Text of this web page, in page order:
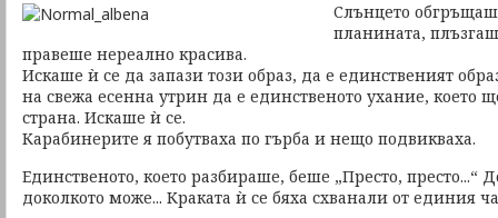
Слънцето
планината,
правеше нереално красива.
Искаше ѝ се да запази този образ, да е единственият
на свежа есенна утрин да е единственото ухание, което
страна. Искаше ѝ се.
Карабинерите я побутваха по гърба и нещо подвикваха.
Единственото, което разбираше, беше „Престо, престо...“
доколкото може... Краката ѝ се бяха схванали от единия